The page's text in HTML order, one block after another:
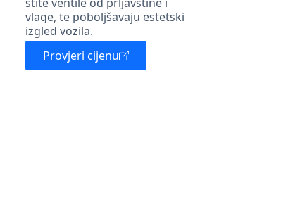
vlage, te poboljšavaju estetski
izgled vozila.
Provjeri cijenu